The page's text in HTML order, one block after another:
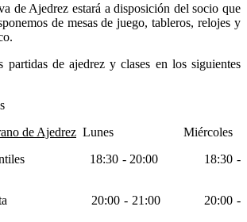
de Ajedrez estará a disposición del socio que
de mesas de juego, tableros, relojes y
partidas de ajedrez y clases en los siguientes
mes
de Ajedrez Lunes Miércoles
Infantiles 18:30 - 20:00 18:30 -
Adulta 20:00 - 21:00 20:00 -